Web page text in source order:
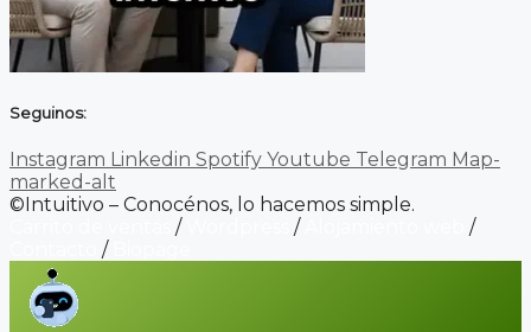
Seguinos:
Instagram Linkedin Spotify Youtube Telegram Map-
marked-alt
©Intuitivo – Conocénos, lo hacemos simple.
/ /
/
/